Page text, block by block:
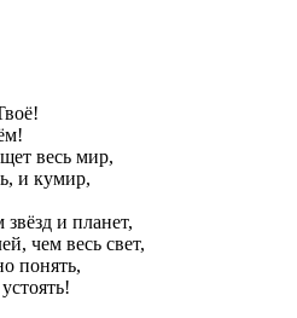
весь мир,
и кумир,
и планет,
чем весь свет,
понять,